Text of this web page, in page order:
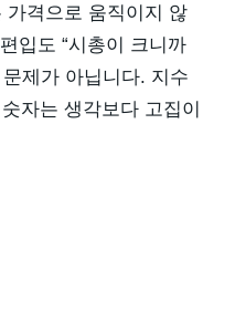
가격으로 움직이지 않
입도 “시총이 크니까
제가 아닙니다. 지수
자는 생각보다 고집이